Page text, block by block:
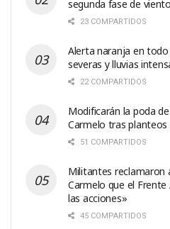
segunda fase de
23 COMPARTIDOS
Alerta naranja en
severas y lluvias
22 COMPARTIDOS
Modificarán la poda
Carmelo tras planteos
51 COMPARTIDOS
Militantes reclamaron
Carmelo que el Frente
las acciones»
45 COMPARTIDOS